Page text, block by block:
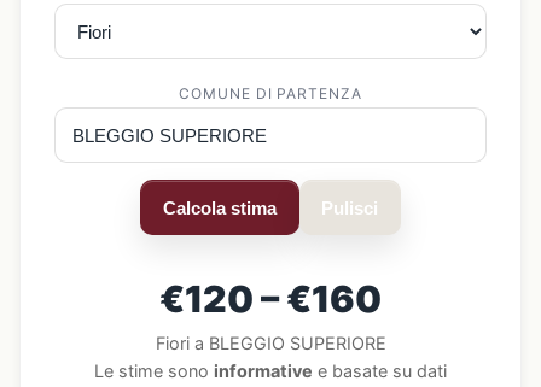
COMUNE DI PARTENZA
Calcola stima Pulisci
€120 – €160
Fiori a BLEGGIO SUPERIORE
Le stime sono informative e basate su dati